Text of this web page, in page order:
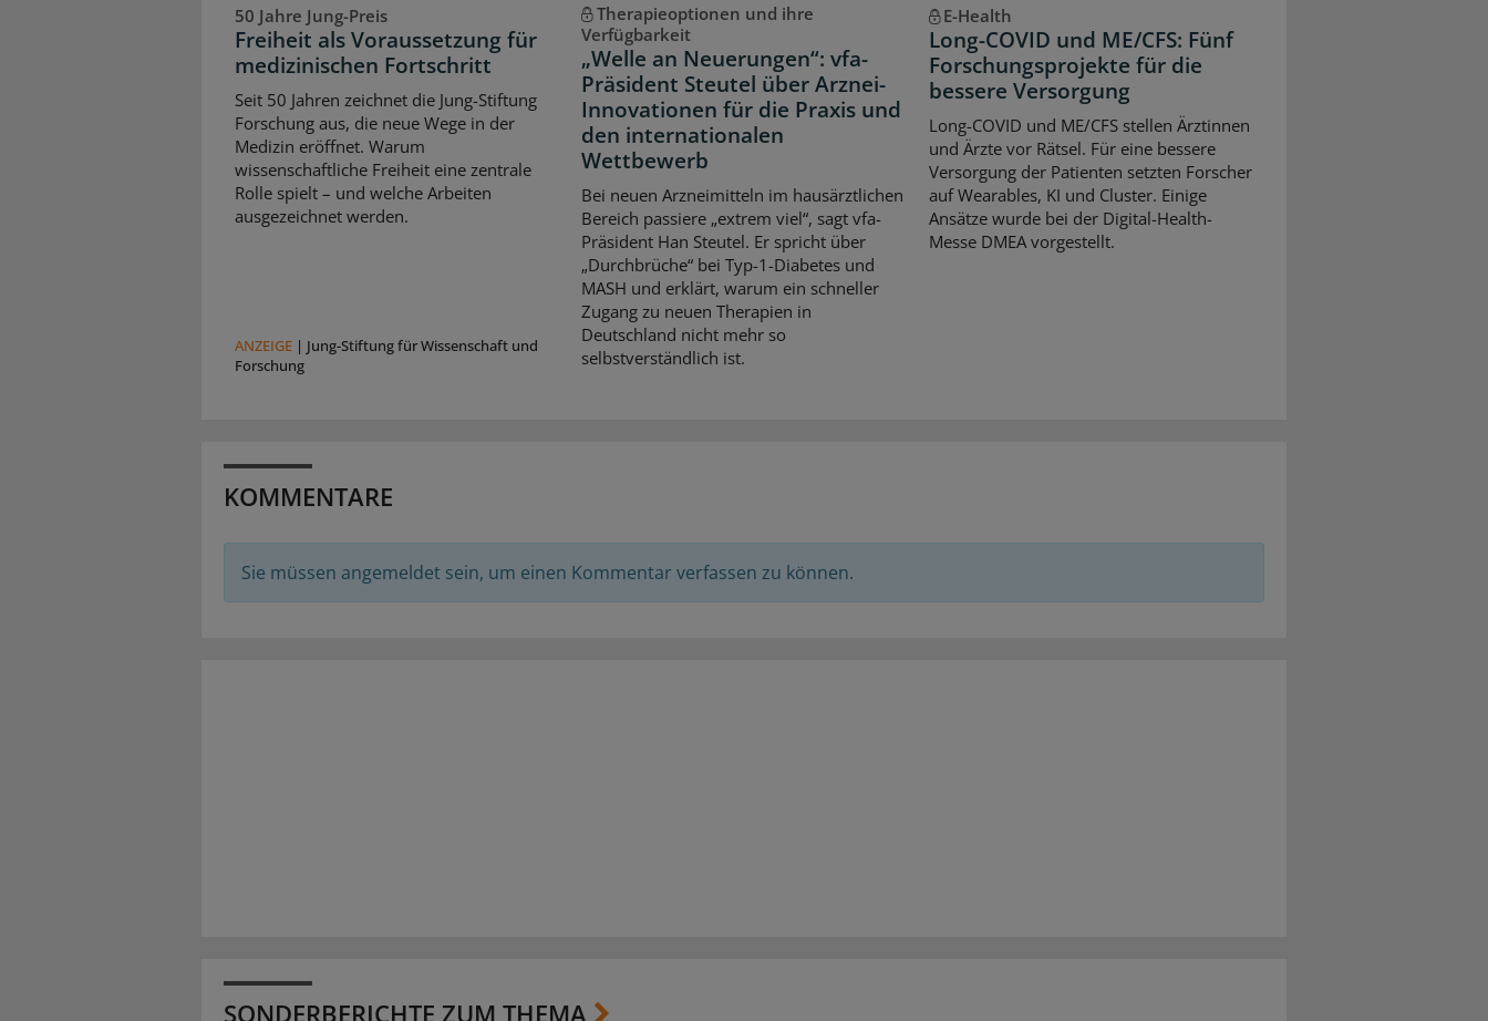
50 Jahre Jung-Preis
Freiheit als Voraussetzung für
medizinischen Fortschritt
Seit 50 Jahren zeichnet die Jung-Stiftung
Forschung aus, die neue Wege in der
Medizin eröffnet. Warum
wissenschaftliche Freiheit eine zentrale
Rolle spielt – und welche Arbeiten
ausgezeichnet werden.
ANZEIGE | Jung-Stiftung für Wissenschaft und
Forschung
Therapieoptionen und ihre
Verfügbarkeit
„Welle an Neuerungen“: vfa-
Präsident Steutel über Arznei-
Innovationen für die Praxis und
den internationalen
Wettbewerb
Bei neuen Arzneimitteln im hausärztlichen
Bereich passiere „extrem viel“, sagt vfa-
Präsident Han Steutel. Er spricht über
„Durchbrüche“ bei Typ-1-Diabetes und
MASH und erklärt, warum ein schneller
Zugang zu neuen Therapien in
Deutschland nicht mehr so
selbstverständlich ist.
E-Health
Long-COVID und ME/CFS: Fünf
Forschungsprojekte für die
bessere Versorgung
Long-COVID und ME/CFS stellen Ärztinnen
und Ärzte vor Rätsel. Für eine bessere
Versorgung der Patienten setzten Forscher
auf Wearables, KI und Cluster. Einige
Ansätze wurde bei der Digital-Health-
Messe DMEA vorgestellt.
KOMMENTARE
Sie müssen angemeldet sein, um einen Kommentar verfassen zu können.
SONDERBERICHTE ZUM THEMA